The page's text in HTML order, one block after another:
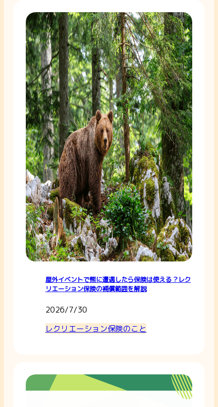
屋外イベントで熊に遭遇したら保険は使える？レク
リエーション保険の補償範囲を解説
2026/7/30
レクリエーション保険のこと